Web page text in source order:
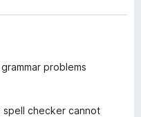
problems
spell checker cannot